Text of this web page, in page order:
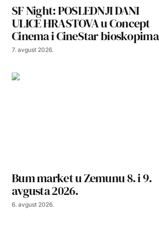
SF Night: POSLEDNJI DANI
ULICE HRASTOVA u Concept
Cinema i CineStar bioskopima
7. avgust 2026.
Bum market u Zemunu 8. i 9.
avgusta 2026.
6. avgust 2026.